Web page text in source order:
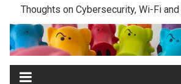
Thoughts on Cybersecurity, Wi-Fi